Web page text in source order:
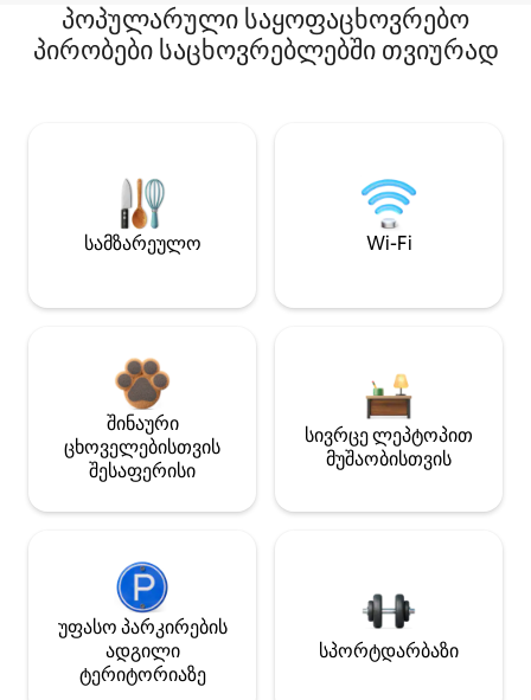
პოპულარული საყოფაცხოვრებო
პირობები საცხოვრებლებში თვიურად
სამზარეულო Wi-Fi
შინაური
ცხოველებისთვის
შესაფერისი
სივრცე ლეპტოპით
მუშაობისთვის
უფასო პარკირების
ადგილი
ტერიტორიაზე
სპორტდარბაზი